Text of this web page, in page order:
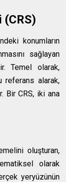
konumların
sağlayan
Temel olarak,
referans alarak,
Bir CRS, iki ana
oluşturan,
olarak
yeryüzünün